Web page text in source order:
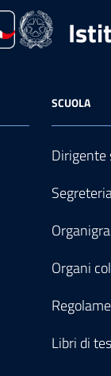
SCUOLA
Dirigente
Organi
Libri di